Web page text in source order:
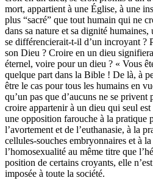
mort, appartient à une Église, à une
plus “sacré” que tout humain qui ne
dans sa nature et sa dignité
se différencierait-t-il d’un incroyant ?
son Dieu ? Croire en un dieu
éternel, voire pour un dieu ? « Vous
quelque part dans la Bible ! De là, à
être le cas pour tous les humains en
qu’un pas que d’aucuns ne se
croire appartenir à un dieu qui seul
une opposition farouche à la pratique
l’avortement et de l’euthanasie, à la
cellules-souches embryonnaires et à
l’homosexualité au même titre que
position de certains croyants, elle
imposée à toute la société.